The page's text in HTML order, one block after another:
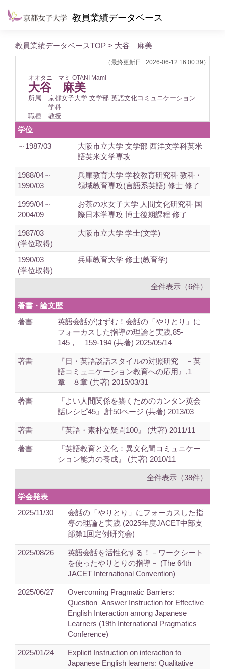
教員業績データベース
教員業績データベースTOP > 大谷 麻美
（最終更新日 : 2026-06-12 16:00:39）
オオタニ マミ OTANI Mami
大谷 麻美
所属
京都女子大学 文学部 英語文化コミュニケーション
学科
職種
教授
学位
～1987/03
大阪市立大学 文学部 西洋文学科英米
語英米文学専攻
1988/04～
1990/03
兵庫教育大学 学校教育研究科 教科・
領域教育専攻(言語系英語) 修士 修了
1999/04～
2004/09
お茶の水女子大学 人間文化研究科 国
際日本学専攻 博士後期課程 修了
1987/03
(学位取得)
大阪市立大学 学士(文学)
1990/03
(学位取得)
兵庫教育大学 修士(教育学)
全件表示（6件）
著書・論文歴
著書
英語会話がはずむ！会話の「やりとり」に
フォーカスした指導の理論と実践,85-
145， 159-194 (共著) 2025/05/14
著書
『日・英語談話スタイルの対照研究 －英
語コミュニケーション教育への応用』,1
章 ８章 (共著) 2015/03/31
著書
『よい人間関係を築くためのカンタン英会
話レシピ45』,計50ページ (共著) 2013/03
著書 『英語・素朴な疑問100』 (共著) 2011/11
著書
『英語教育と文化：異文化間コミュニケー
ション能力の養成』 (共著) 2010/11
全件表示（38件）
学会発表
2025/11/30
会話の「やりとり」にフォーカスした指
導の理論と実践 (2025年度JACET中部支
部第1回定例研究会)
2025/08/26
英語会話を活性化する！－ワークシート
を使ったやりとりの指導－ (The 64th
JACET International Convention)
2025/06/27
Overcoming Pragmatic Barriers:
Question–Answer Instruction for Effective
English Interaction among Japanese
Learners (19th International Pragmatics
Conference)
2025/01/24
Explicit Instruction on interaction to
Japanese English learners: Qualitative